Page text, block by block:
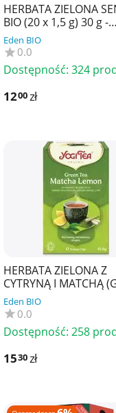
HERBATA ZIELONA
BIO (20 x 1,5 g) 30 g -
LEBENSBAUM
Eden BIO
0.0
Dostępność: 324
1200zł
HERBATA ZIELONA Z
CYTRYNĄ I MATCHĄ
TEA MATCHA LEMON)
(17 x 1,8 g) 30,6 g - Y...
Eden BIO
0.0
Dostępność: 258
1530zł